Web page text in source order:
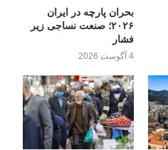
بحران پارچه در ایران
۲۰۲۶؛ صنعت نساجی زیر
فشار
4 آگوست 2026